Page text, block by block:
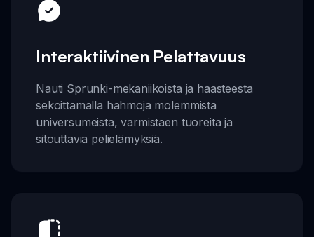
Interaktiivinen Pelattavuus
Nauti Sprunki-mekaniikoista ja haasteesta
sekoittamalla hahmoja molemmista
universumeista, varmistaen tuoreita ja
sitouttavia pelielämyksiä.